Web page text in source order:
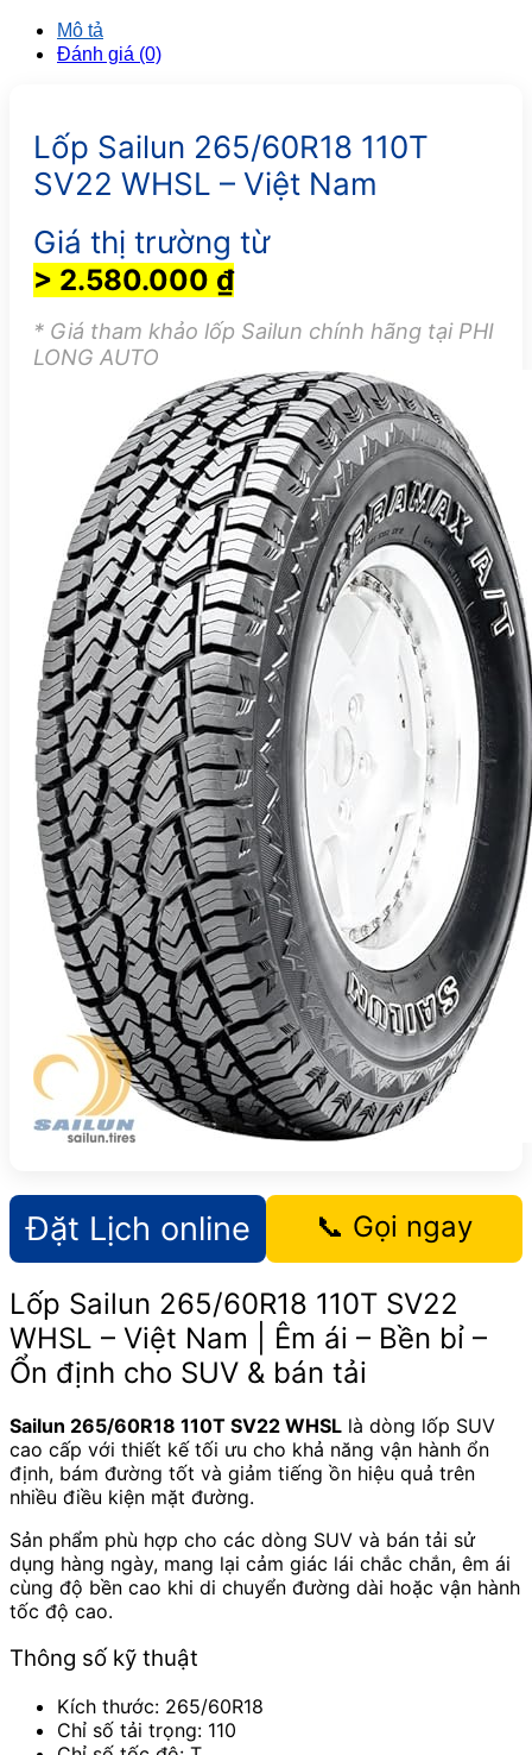
Mô tả
Đánh giá (0)
Lốp Sailun 265/60R18 110T
SV22 WHSL – Việt Nam
Giá thị trường từ
> 2.580.000 ₫
* Giá tham khảo lốp Sailun chính hãng tại PHI
LONG AUTO
Đặt Lịch online 📞 Gọi ngay
Lốp Sailun 265/60R18 110T SV22
WHSL – Việt Nam | Êm ái – Bền bỉ –
Ổn định cho SUV & bán tải
Sailun 265/60R18 110T SV22 WHSL là dòng lốp SUV
cao cấp với thiết kế tối ưu cho khả năng vận hành ổn
định, bám đường tốt và giảm tiếng ồn hiệu quả trên
nhiều điều kiện mặt đường.
Sản phẩm phù hợp cho các dòng SUV và bán tải sử
dụng hàng ngày, mang lại cảm giác lái chắc chắn, êm ái
cùng độ bền cao khi di chuyển đường dài hoặc vận hành
tốc độ cao.
Thông số kỹ thuật
Kích thước: 265/60R18
Chỉ số tải trọng: 110